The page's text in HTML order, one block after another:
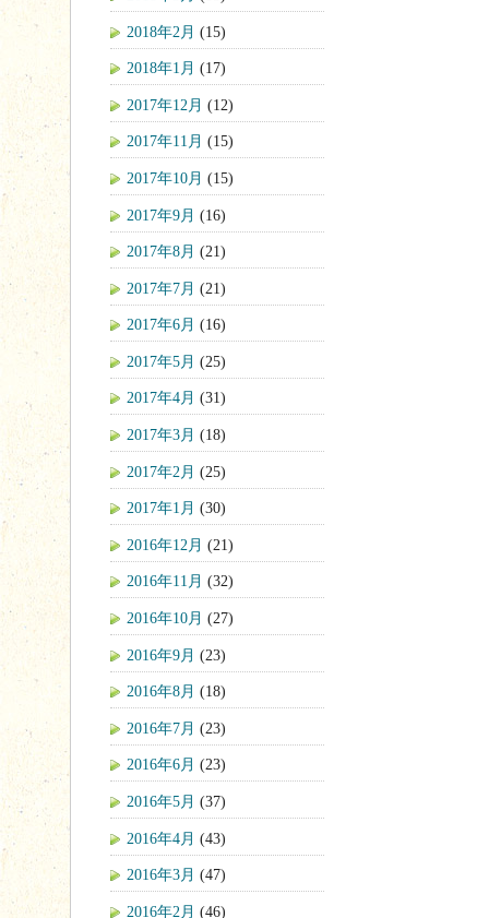
2018年2月 (15)
2018年1月 (17)
2017年12月 (12)
2017年11月 (15)
2017年10月 (15)
2017年9月 (16)
2017年8月 (21)
2017年7月 (21)
2017年6月 (16)
2017年5月 (25)
2017年4月 (31)
2017年3月 (18)
2017年2月 (25)
2017年1月 (30)
2016年12月 (21)
2016年11月 (32)
2016年10月 (27)
2016年9月 (23)
2016年8月 (18)
2016年7月 (23)
2016年6月 (23)
2016年5月 (37)
2016年4月 (43)
2016年3月 (47)
2016年2月 (46)